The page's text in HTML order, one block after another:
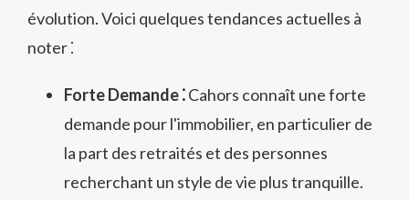
évolution. Voici quelques tendances actuelles à
noter ⁚
Forte Demande ⁚Cahors connaît une forte
demande pour l'immobilier, en particulier de
la part des retraités et des personnes
recherchant un style de vie plus tranquille.